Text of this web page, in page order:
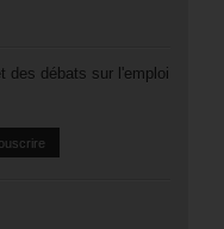
des débats sur l'emploi